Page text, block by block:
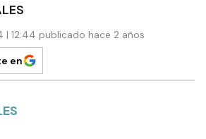
12:44 publicado hace 2 años
en